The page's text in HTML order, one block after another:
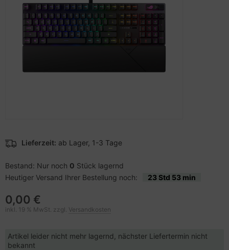
Lieferzeit: ab Lager, 1-3 Tage
Bestand: Nur noch 0 Stück lagernd
Heutiger Versand Ihrer Bestellung noch:
23 Std 53 min
0,00 €
inkl. 19 % MwSt. zzgl. Versandkosten
Artikel leider nicht mehr lagernd, nächster Liefertermin nicht
bekannt
& Video
und Navigation
Netzwerkgeräte
Folien, Etiketten
& Tragebehältnisse
Hub
Tinten Minen